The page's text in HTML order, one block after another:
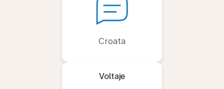
Croata
Voltaje